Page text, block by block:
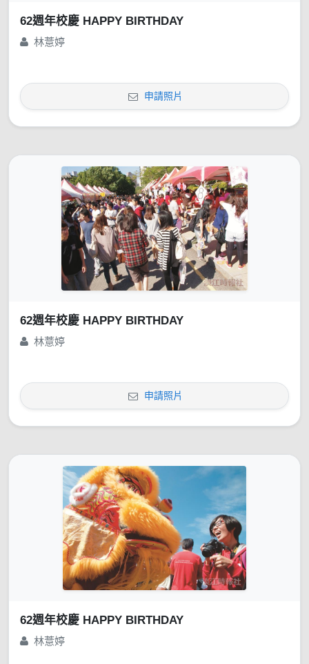
62週年校慶 HAPPY BIRTHDAY
林薏婷
申請照片
62週年校慶 HAPPY BIRTHDAY
林薏婷
申請照片
62週年校慶 HAPPY BIRTHDAY
林薏婷